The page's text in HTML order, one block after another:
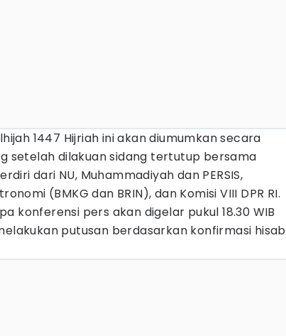
1447 Hijriah ini akan diumumkan secara
setelah dilakuan sidang tertutup bersama
dari NU, Muhammadiyah dan PERSIS,
(BMKG dan BRIN), dan Komisi VIII DPR RI.
konferensi pers akan digelar pukul 18.30 WIB
putusan berdasarkan konfirmasi hisab